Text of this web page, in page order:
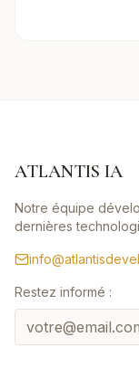
ATLANTIS IA
Notre équipe
dernières
Restez informé :